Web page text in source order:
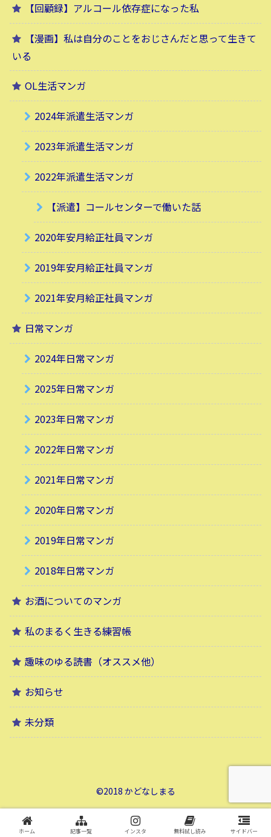
【回顧録】アルコール依存症になった私
【漫画】私は自分のことをおじさんだと思って生きて
いる
OL生活マンガ
2024年派遣生活マンガ
2023年派遣生活マンガ
2022年派遣生活マンガ
【派遣】コールセンターで働いた話
2020年安月給正社員マンガ
2019年安月給正社員マンガ
2021年安月給正社員マンガ
日常マンガ
2024年日常マンガ
2025年日常マンガ
2023年日常マンガ
2022年日常マンガ
2021年日常マンガ
2020年日常マンガ
2019年日常マンガ
2018年日常マンガ
お酒についてのマンガ
私のまるく生きる練習帳
趣味のゆる読書（オススメ他）
お知らせ
未分類
©2018 かどなしまる
ホーム 記事一覧 インスタ 無料試し読み サイドバー